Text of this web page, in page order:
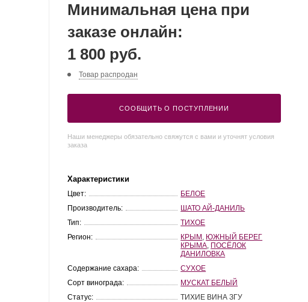
Минимальная цена при
заказе онлайн:
1 800 руб.
Товар распродан
СООБЩИТЬ О ПОСТУПЛЕНИИ
Наши менеджеры обязательно свяжутся с вами и уточнят условия
заказа
Характеристики
Цвет:
БЕЛОЕ
Производитель:
ШАТО АЙ-ДАНИЛЬ
Тип:
ТИХОЕ
Регион:
КРЫМ ЮЖНЫЙ БЕРЕГ
КРЫМА ПОСЁЛОК
ДАНИЛОВКА
Содержание сахара:
СУХОЕ
Сорт винограда:
МУСКАТ БЕЛЫЙ
Статус:
ТИХИЕ ВИНА ЗГУ